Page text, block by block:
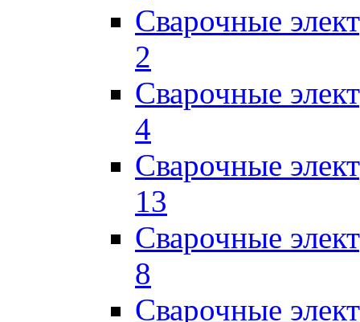
Сварочные
2
Сварочные
4
Сварочные
13
Сварочные
8
Сварочные